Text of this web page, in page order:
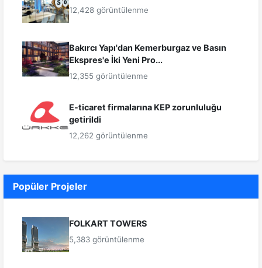
12,428 görüntülenme
Bakırcı Yapı'dan Kemerburgaz ve Basın
Ekspres'e İki Yeni Pro...
12,355 görüntülenme
E-ticaret firmalarına KEP zorunluluğu
getirildi
12,262 görüntülenme
Popüler Projeler
FOLKART TOWERS
5,383 görüntülenme